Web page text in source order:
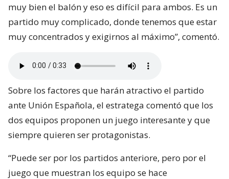
muy bien el balón y eso es difícil para ambos. Es un
partido muy complicado, donde tenemos que estar
muy concentrados y exigirnos al máximo”, comentó.
Sobre los factores que harán atractivo el partido
ante Unión Española, el estratega comentó que los
dos equipos proponen un juego interesante y que
siempre quieren ser protagonistas.
“Puede ser por los partidos anteriore, pero por el
juego que muestran los equipo se hace